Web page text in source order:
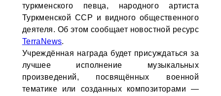
туркменского певца, народного артиста
Туркменской ССР и видного общественного
деятеля. Об этом сообщает новостной ресурс
TerraNews.
Учреждённая награда будет присуждаться за
лучшее исполнение музыкальных
произведений, посвящённых военной
тематике или созданных композиторами —